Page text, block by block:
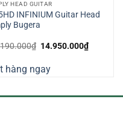
HEAD GUITAR
INFINIUM Guitar Head
Bugera
₫ Giá
17.190.000₫.
14.950.000₫Giá
hiện
hàng ngay